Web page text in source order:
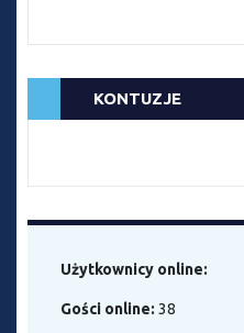
KONTUZJE
Użytkownicy online:
Gości online: 38